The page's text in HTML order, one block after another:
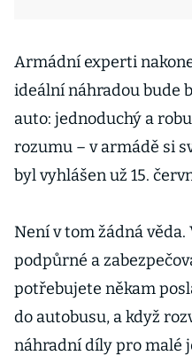
Armádní experti
ideální náhradou bude
auto: jednoduchý a
rozumu – v armádě si
byl vyhlášen už 15.
Není v tom žádná
podpůrné a
potřebujete někam
do autobusu, a když
náhradní díly pro malé